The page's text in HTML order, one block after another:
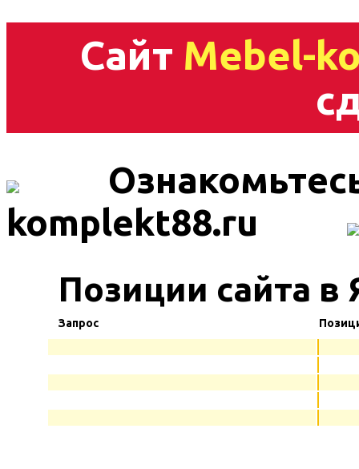
Сайт Mebel-
komplekt88.ru
Позиции сайта в
Запрос